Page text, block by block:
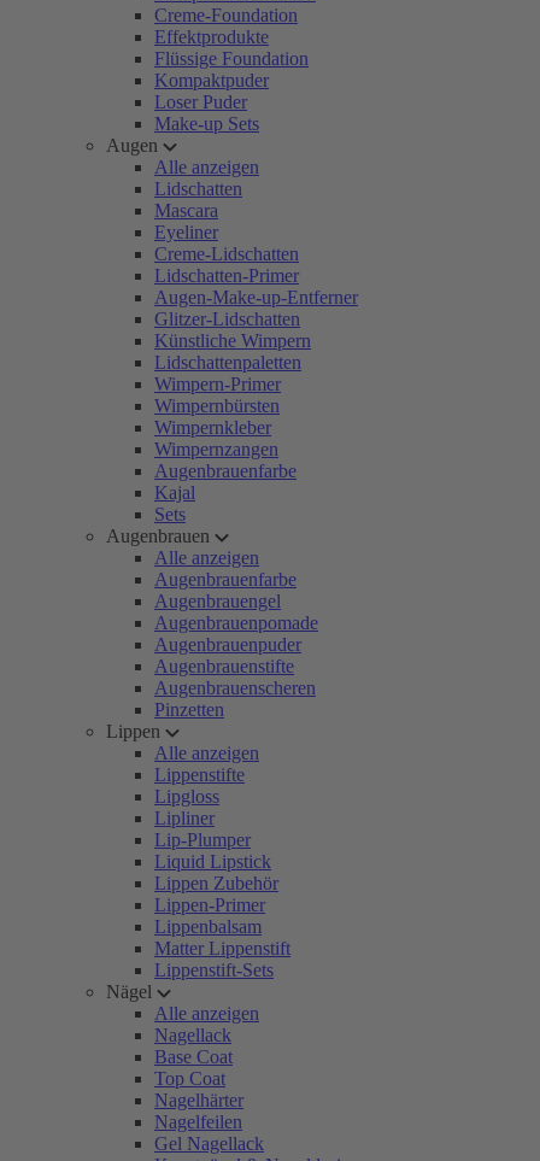
Creme-Foundation
Effektprodukte
Flüssige Foundation
Kompaktpuder
Loser Puder
Make-up Sets
Augen
Alle anzeigen
Lidschatten
Mascara
Eyeliner
Creme-Lidschatten
Lidschatten-Primer
Augen-Make-up-Entferner
Glitzer-Lidschatten
Künstliche Wimpern
Lidschattenpaletten
Wimpern-Primer
Wimpernbürsten
Wimpernkleber
Wimpernzangen
Augenbrauenfarbe
Kajal
Sets
Augenbrauen
Alle anzeigen
Augenbrauenfarbe
Augenbrauengel
Augenbrauenpomade
Augenbrauenpuder
Augenbrauenstifte
Augenbrauenscheren
Pinzetten
Lippen
Alle anzeigen
Lippenstifte
Lipgloss
Lipliner
Lip-Plumper
Liquid Lipstick
Lippen Zubehör
Lippen-Primer
Lippenbalsam
Matter Lippenstift
Lippenstift-Sets
Nägel
Alle anzeigen
Nagellack
Base Coat
Top Coat
Nagelhärter
Nagelfeilen
Gel Nagellack